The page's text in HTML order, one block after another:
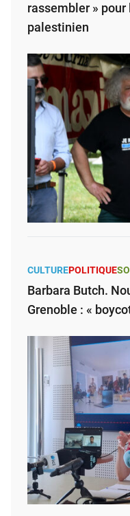
rassembler »
palestinien
CULTUREPOLITIQUE
Barbara Butch.
Grenoble : «